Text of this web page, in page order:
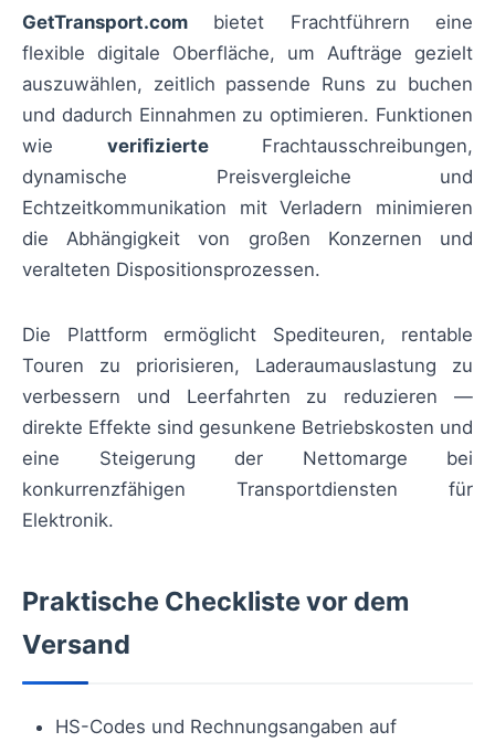
GetTransport.com bietet Frachtführern eine
flexible digitale Oberfläche, um Aufträge gezielt
auszuwählen, zeitlich passende Runs zu buchen
und dadurch Einnahmen zu optimieren. Funktionen
wie verifizierteFrachtausschreibungen,
dynamische Preisvergleiche und
Echtzeitkommunikation mit Verladern minimieren
die Abhängigkeit von großen Konzernen und
veralteten Dispositionsprozessen.
Die Plattform ermöglicht Spediteuren, rentable
Touren zu priorisieren, Laderaumauslastung zu
verbessern und Leerfahrten zu reduzieren —
direkte Effekte sind gesunkene Betriebskosten und
eine Steigerung der Nettomarge bei
konkurrenzfähigen Transportdiensten für
Elektronik.
Praktische Checkliste vor dem
Versand
HS-Codes und Rechnungsangaben auf